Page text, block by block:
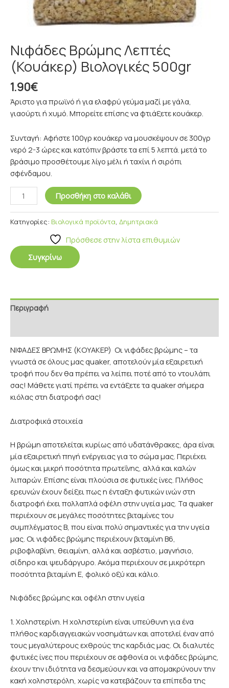
Νιφάδες Βρώμης Λεπτές
(Κουάκερ) Βιολογικές 500gr
1.90€
Άριστο για πρωϊνό ή για ελαφρύ γεύμα μαζί με γάλα,
γιαούρτι ή χυμό. Μπορείτε επίσης να φτιάξετε κουάκερ.
Συνταγή: Αφήστε 100γρ κουάκερ να μουσκέψουν σε 300γρ
νερό 2-3 ώρες και κατόπιν βράστε τα επί 5 λεπτά. μετά το
βράσιμο προσθέτουμε λίγο μέλι ή ταχίνι ή σιρόπι
σφένδαμου.
Προσθήκη στο καλάθι
Κατηγορίες: Βιολογικά προϊόντα, Δημητριακά
Πρόσθεσε στην λίστα επιθυμιών
Συγκρίνω
Περιγραφή
ΝΙΦΑΔΕΣ ΒΡΩΜΗΣ (ΚΟΥΑΚΕΡ) Οι νιφάδες βρώμης – τα
γνωστά σε όλους μας quaker, αποτελούν μία εξαιρετική
τροφή που δεν θα πρέπει να λείπει ποτέ από το ντουλάπι
σας! Μάθετε γιατί πρέπει να εντάξετε τα quaker σήμερα
κιόλας στη διατροφή σας!
Διατροφικά στοιχεία
Η βρώμη αποτελείται κυρίως από υδατάνθρακες, άρα είναι
μία εξαιρετική πηγή ενέργειας για το σώμα μας. Περιέχει
όμως και μικρή ποσότητα πρωτεΐνης, αλλά και καλών
λιπαρών. Επίσης είναι πλούσια σε φυτικές ίνες. Πλήθος
ερευνών έχουν δείξει πως η ένταξη φυτικών ινών στη
διατροφή έχει πολλαπλά οφέλη στην υγεία μας. Τα quaker
περιέχουν σε μεγάλες ποσότητες βιταμίνες του
συμπλέγματος Β, που είναι πολύ σημαντικές για την υγεία
μας. Οι νιφάδες βρώμης περιέχουν βιταμίνη Β6,
ριβοφλαβίνη, θειαμίνη, αλλά και ασβέστιο, μαγνήσιο,
σίδηρο και ψευδάργυρο. Ακόμα περιέχουν σε μικρότερη
ποσότητα βιταμίνη Ε, φολικό οξύ και κάλιο.
Νιφάδες βρώμης και οφέλη στην υγεία
1. Χοληστερίνη. Η χοληστερίνη είναι υπεύθυνη για ένα
πλήθος καρδιαγγειακών νοσημάτων και αποτελεί έναν από
τους μεγαλύτερους εχθρούς της καρδιάς μας. Οι διαλυτές
φυτικές ίνες που περιέχουν σε αφθονία οι νιφάδες βρώμης,
έχουν την ιδιότητα να δεσμεύουν και να απομακρύνουν την
κακή χοληστερόλη, χωρίς να κατεβάζουν τα επίπεδα της